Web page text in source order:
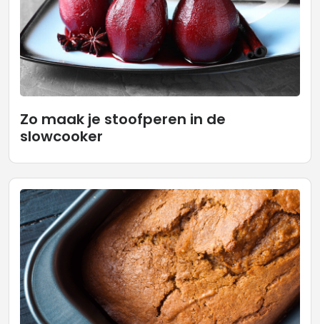
Zo maak je stoofperen in de
slowcooker